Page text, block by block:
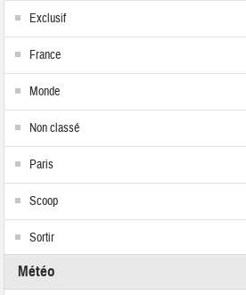
Exclusif
France
Monde
Non classé
Paris
Scoop
Sortir
Météo